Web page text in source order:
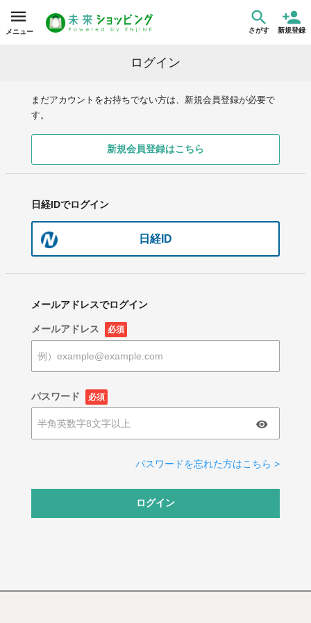
メニュー さがす 新規登録
ログイン
まだアカウントをお持ちでない方は、新規会員登録が必要で
す。
新規会員登録はこちら
日経IDでログイン
日経ID
メールアドレスでログイン
メールアドレス 必須
パスワード 必須
パスワードを忘れた方はこちら >
ログイン